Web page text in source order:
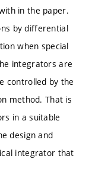
in the paper.
by differential
when special
integrators are
controlled by the
method. That is
in a suitable
design and
integrator that